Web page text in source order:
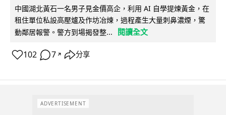
中國湖北黃石一名男子見金價高企，利用 AI 自學提煉黃金，在
租住單位私設高壓爐及作坊冶煉，過程產生大量刺鼻濃煙，驚
動鄰居報警。警方到場揭發整...
閱讀全文
102 7 ↗ 分享
ADVERTISEMENT